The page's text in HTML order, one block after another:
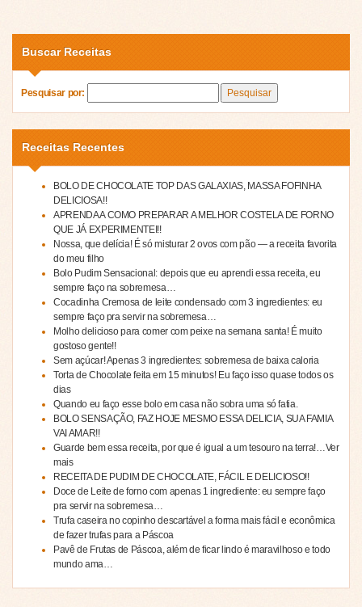
Buscar Receitas
Pesquisar por:
Receitas Recentes
BOLO DE CHOCOLATE TOP DAS GALAXIAS, MASSA FOFINHA
DELICIOSA!!
APRENDA A COMO PREPARAR A MELHOR COSTELA DE FORNO
QUE JÁ EXPERIMENTEI!!
Nossa, que delícia! É só misturar 2 ovos com pão — a receita favorita
do meu filho
Bolo Pudim Sensacional: depois que eu aprendi essa receita, eu
sempre faço na sobremesa…
Cocadinha Cremosa de leite condensado com 3 ingredientes: eu
sempre faço pra servir na sobremesa…
Molho delicioso para comer com peixe na semana santa! É muito
gostoso gente!!
Sem açúcar! Apenas 3 ingredientes: sobremesa de baixa caloria
Torta de Chocolate feita em 15 minutos! Eu faço isso quase todos os
dias
Quando eu faço esse bolo em casa não sobra uma só fatia.
BOLO SENSAÇÃO, FAZ HOJE MESMO ESSA DELICIA, SUA FAMIA
VAI AMAR!!
Guarde bem essa receita, por que é igual a um tesouro na terra!…Ver
mais
RECEITA DE PUDIM DE CHOCOLATE, FÁCIL E DELICIOSO!!
Doce de Leite de forno com apenas 1 ingrediente: eu sempre faço
pra servir na sobremesa…
Trufa caseira no copinho descartável a forma mais fácil e econômica
de fazer trufas para a Páscoa
Pavê de Frutas de Páscoa, além de ficar lindo é maravilhoso e todo
mundo ama…